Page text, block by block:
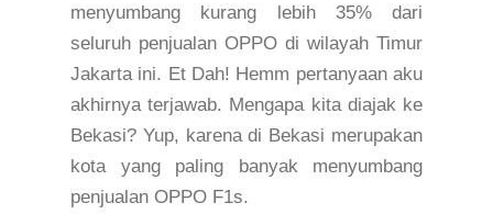
menyumbang kurang lebih 35% dari
seluruh penjualan OPPO di wilayah Timur
Jakarta ini. Et Dah! Hemm pertanyaan aku
akhirnya terjawab. Mengapa kita diajak ke
Bekasi? Yup, karena di Bekasi merupakan
kota yang paling banyak menyumbang
penjualan OPPO F1s.